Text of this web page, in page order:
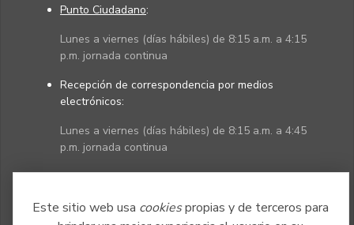
Este sitio web usa cookiespropias y de terceros para
Punto Ciudadano:
Lunes a viernes (días hábiles) de 8:15 a.m. a 4:15
p.m. jornada continua
Recepción de correspondencia por medios
electrónicos:
Lunes a viernes (días hábiles) de 8:15 a.m. a 4:45
p.m. jornada continua